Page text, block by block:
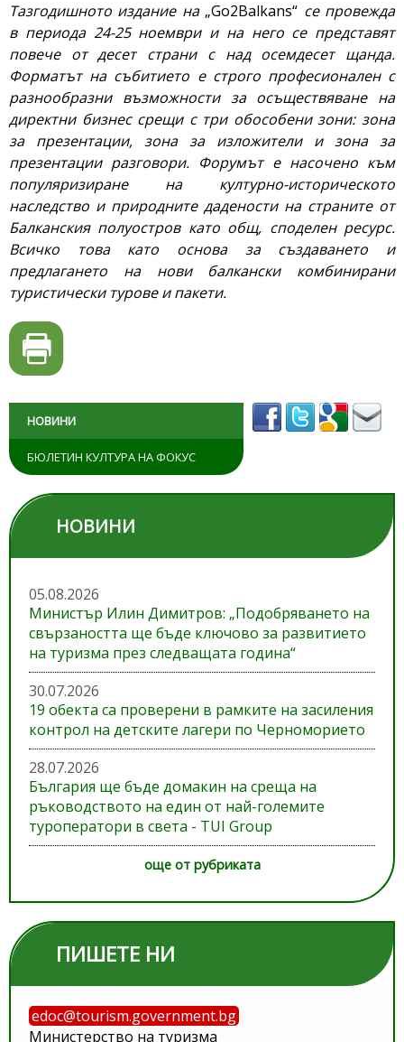
Тазгодишното издание на „Go2Balkans“ се провежда
в периода 24-25 ноември и на него се представят
повече от десет страни с над осемдесет щанда.
Форматът на събитието е строго професионален с
разнообразни възможности за осъществяване на
директни бизнес срещи с три обособени зони: зона
за презентации, зона за изложители и зона за
презентации разговори. Форумът е насочено към
популяризиране на културно-историческото
наследство и природните дадености на страните от
Балканския полуостров като общ, споделен ресурс.
Всичко това като основа за създаването и
предлагането на нови балкански комбинирани
туристически турове и пакети.
НОВИНИ
БЮЛЕТИН КУЛТУРА НА ФОКУС
НОВИНИ
05.08.2026
Министър Илин Димитров: „Подобряването на
свързаността ще бъде ключово за развитието
на туризма през следващата година“
30.07.2026
19 обекта са проверени в рамките на засиления
контрол на детските лагери по Черноморието
28.07.2026
България ще бъде домакин на среща на
ръководството на един от най-големите
туроператори в света - TUI Group
още от рубриката
ПИШЕТЕ НИ
edoc@tourism.government.bg
Министерство на туризма